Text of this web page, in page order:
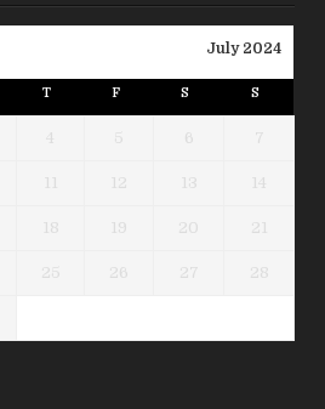
July 2024
T F S S
4 5 6 7
11 12 13 14
18 19 20 21
25 26 27 28